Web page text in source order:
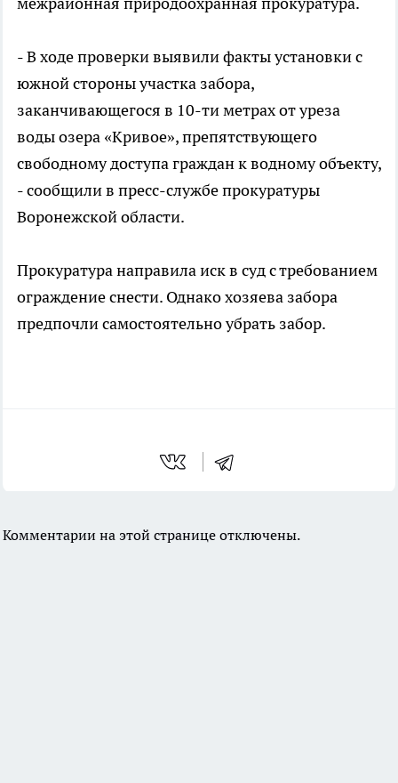
- В ходе проверки выявили факты установки с
южной стороны участка забора,
заканчивающегося в 10-ти метрах от уреза
воды озера «Кривое», препятствующего
свободному доступа граждан к водному объекту,
- сообщили в пресс-службе прокуратуры
Воронежской области.
Прокуратура направила иск в суд с требованием
ограждение снести. Однако хозяева забора
предпочли самостоятельно убрать забор.
Комментарии на этой странице отключены.